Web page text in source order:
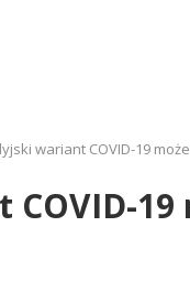
wariant COVID-19